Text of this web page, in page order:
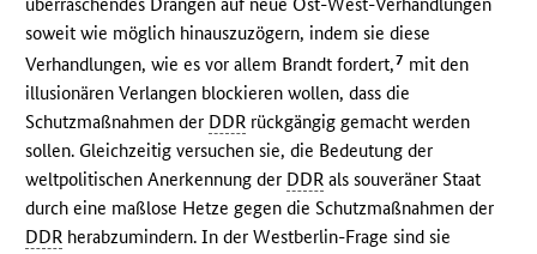
überraschendes Drängen auf neue Ost-West-Verhandlungen
soweit wie möglich hinauszuzögern, indem sie diese
Verhandlungen, wie es vor allem Brandt fordert,7 mit den
illusionären Verlangen blockieren wollen, dass die
Schutzmaßnahmen der DDR rückgängig gemacht werden
sollen. Gleichzeitig versuchen sie, die Bedeutung der
weltpolitischen Anerkennung der DDR als souveräner Staat
durch eine maßlose Hetze gegen die Schutzmaßnahmen der
DDR herabzumindern. In der Westberlin-Frage sind sie